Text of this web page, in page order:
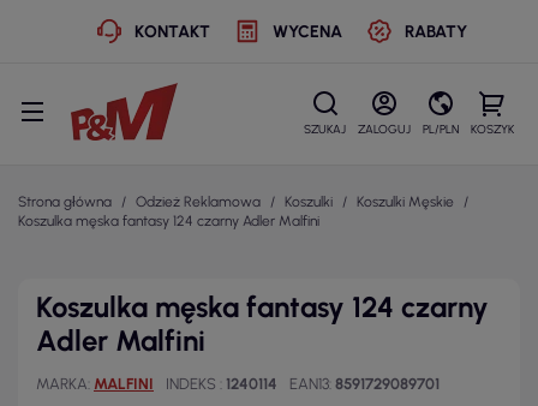
KONTAKT WYCENA RABATY
SZUKAJ ZALOGUJ PL/PLN KOSZYK
Strona główna Odzież Reklamowa Koszulki
Koszulki Męskie
Koszulka męska fantasy 124 czarny Adler Malfini
Koszulka męska fantasy 124 czarny
Adler Malfini
MARKA MALFINI INDEKS 1240114 EAN13 8591729089701